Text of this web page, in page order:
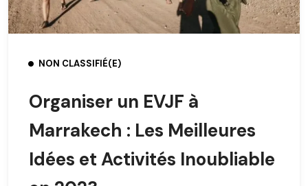
NON CLASSIFIÉ(E)
Organiser un EVJF à
Marrakech : Les Meilleures
Idées et Activités Inoubliable